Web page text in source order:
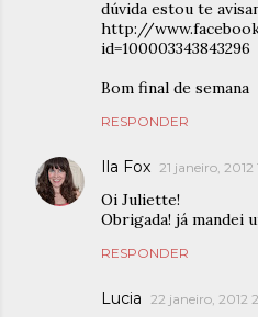
dúvida estou te
http://
id=100003343843296
Bom final de semana
RESPONDER
Ila Fox 21 janeiro, 2012
Oi Juliette!
Obrigada! já mandei
RESPONDER
Lucia 22 janeiro, 2012